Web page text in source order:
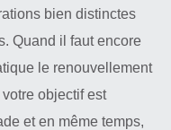
bien distinctes
Quand il faut encore
le renouvellement
objectif est
et en même temps,